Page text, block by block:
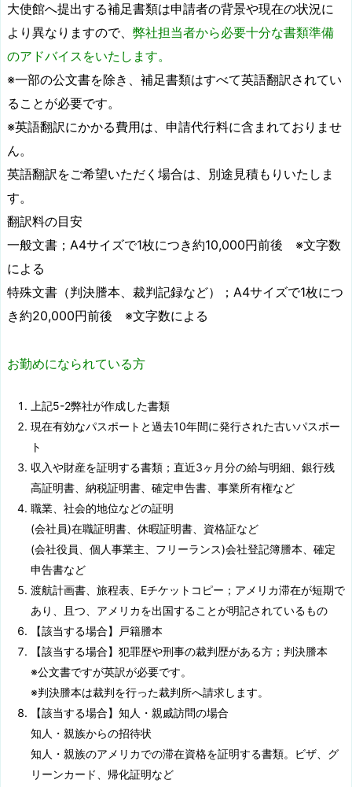
大使館へ提出する補足書類は申請者の背景や現在の状況に
より異なりますので、 弊社担当者から必要十分な書類準備
のアドバイスをいたします。
※一部の公文書を除き、補足書類はすべて英語翻訳されてい
ることが必要です。
※英語翻訳にかかる費用は、申請代行料に含まれておりませ
ん。
英語翻訳をご希望いただく場合は、別途見積もりいたしま
す。
翻訳料の目安
一般文書；A4サイズで1枚につき約10,000円前後 ※文字数
による
特殊文書（判決謄本、裁判記録など）；A4サイズで1枚につ
き約20,000円前後 ※文字数による
お勤めになられている方
上記5-2弊社が作成した書類
現在有効なパスポートと過去10年間に発行された古いパスポー
ト
収入や財産を証明する書類；直近3ヶ月分の給与明細、銀行残
高証明書、納税証明書、確定申告書、事業所有権など
職業、社会的地位などの証明
(会社員)在職証明書、休暇証明書、資格証など
(会社役員、個人事業主、フリーランス)会社登記簿謄本、確定
申告書など
渡航計画書、旅程表、Eチケットコピー；アメリカ滞在が短期で
あり、且つ、アメリカを出国することが明記されているもの
【該当する場合】戸籍謄本
【該当する場合】犯罪歴や刑事の裁判歴がある方；判決謄本
※公文書ですが英訳が必要です。
※判決謄本は裁判を行った裁判所へ請求します。
【該当する場合】知人・親戚訪問の場合
知人・親族からの招待状
知人・親族のアメリカでの滞在資格を証明する書類。ビザ、グ
リーンカード、帰化証明など